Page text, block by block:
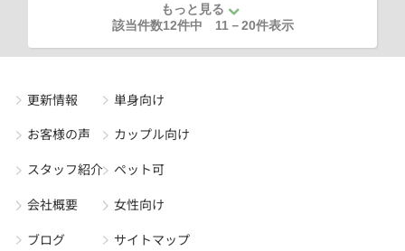
もっと見る
該当件数12件中 11 －20件表示
更新情報
お客様の声
スタッフ紹介
会社概要
ブログ
単身向け
カップル向け
ペット可
女性向け
サイトマップ